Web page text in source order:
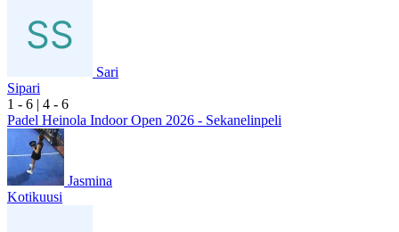
Sari
Sipari
1 - 6 | 4 - 6
Padel Heinola Indoor Open 2026 - Sekanelinpeli
Jasmina
Kotikuusi